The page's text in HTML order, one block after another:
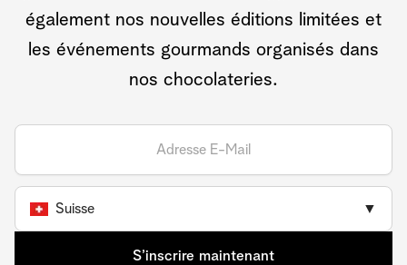
également nos nouvelles éditions limitées et
les événements gourmands organisés dans
nos chocolateries.
Suisse ▼
S’inscrire maintenant